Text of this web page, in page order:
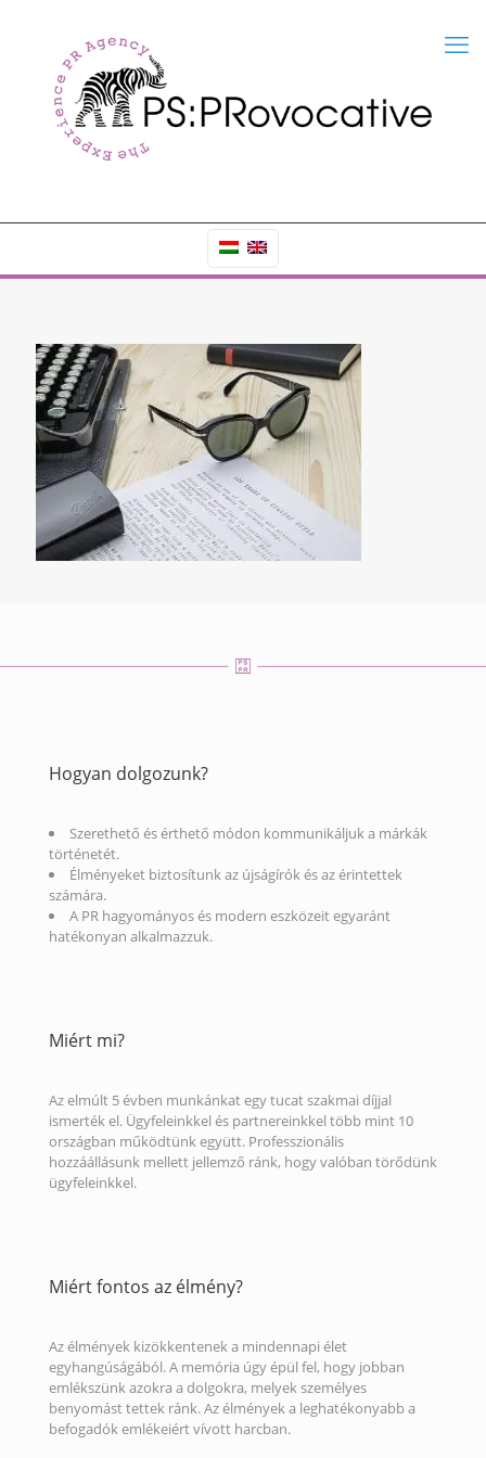
Hogyan dolgozunk?
Szerethető és érthető módon kommunikáljuk a márkák
történetét.
Élményeket biztosítunk az újságírók és az érintettek
számára.
A PR hagyományos és modern eszközeit egyaránt
hatékonyan alkalmazzuk.
Miért mi?
Az elmúlt 5 évben munkánkat egy tucat szakmai díjjal
ismerték el. Ügyfeleinkkel és partnereinkkel több mint 10
országban működtünk együtt. Professzionális
hozzáállásunk mellett jellemző ránk, hogy valóban törődünk
ügyfeleinkkel.
Miért fontos az élmény?
Az élmények kizökkentenek a mindennapi élet
egyhangúságából. A memória úgy épül fel, hogy jobban
emlékszünk azokra a dolgokra, melyek személyes
benyomást tettek ránk. Az élmények a leghatékonyabb a
befogadók emlékeiért vívott harcban.